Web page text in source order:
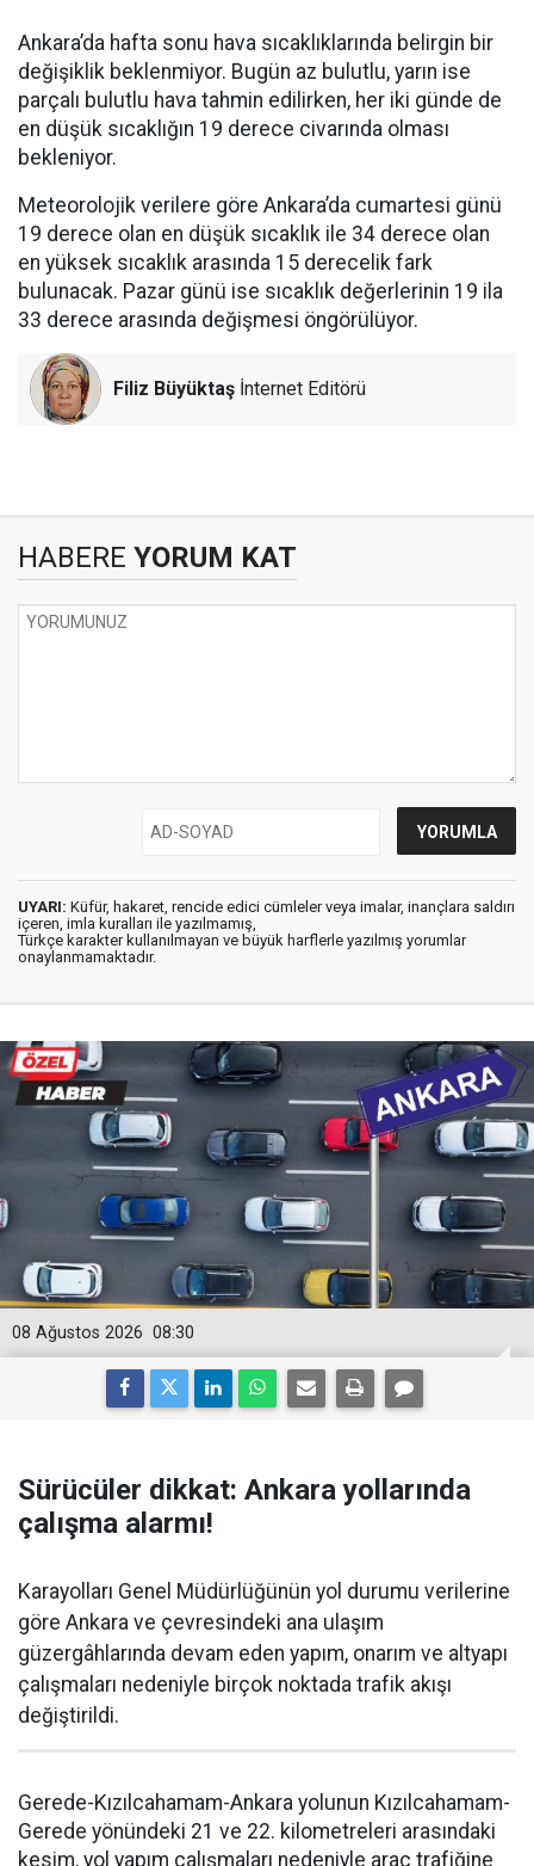
Ankara’da hafta sonu hava sıcaklıklarında belirgin bir
değişiklik beklenmiyor. Bugün az bulutlu, yarın ise
parçalı bulutlu hava tahmin edilirken, her iki günde de
en düşük sıcaklığın 19 derece civarında olması
bekleniyor.
Meteorolojik verilere göre Ankara’da cumartesi günü
19 derece olan en düşük sıcaklık ile 34 derece olan
en yüksek sıcaklık arasında 15 derecelik fark
bulunacak. Pazar günü ise sıcaklık değerlerinin 19 ila
33 derece arasında değişmesi öngörülüyor.
Filiz Büyüktaş İnternet Editörü
HABERE YORUM KAT
UYARI: Küfür, hakaret, rencide edici cümleler veya imalar, inançlara saldırı
içeren, imla kuralları ile yazılmamış,
Türkçe karakter kullanılmayan ve büyük harflerle yazılmış yorumlar
onaylanmamaktadır.
08:30
08 Ağustos 2026
Sürücüler dikkat: Ankara yollarında
çalışma alarmı!
Karayolları Genel Müdürlüğünün yol durumu verilerine
göre Ankara ve çevresindeki ana ulaşım
güzergâhlarında devam eden yapım, onarım ve altyapı
çalışmaları nedeniyle birçok noktada trafik akışı
değiştirildi.
Gerede-Kızılcahamam-Ankara yolunun Kızılcahamam-
Gerede yönündeki 21 ve 22. kilometreleri arasındaki
kesim, yol yapım çalışmaları nedeniyle araç trafiğine